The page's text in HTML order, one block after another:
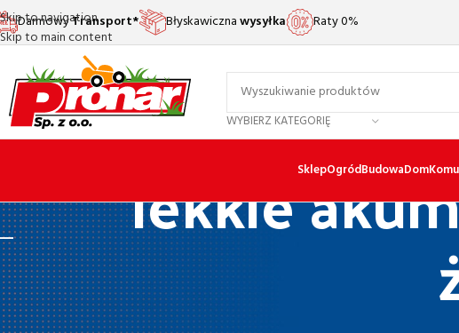
Skip to navigation
Skip to main content
DarmowyTransport* Błyskawicznawysyłka Raty 0%
WYBIERZ KATEGORIĘ
SklepOgródBudowaDom
lekkie